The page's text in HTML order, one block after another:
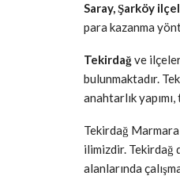
Saray, Şarköy
para kazanma
Tekirdağ ve
bulunmaktadır.
anahtarlık
Tekirdağ
ilimizdir. Tekirdağ
alanlarında